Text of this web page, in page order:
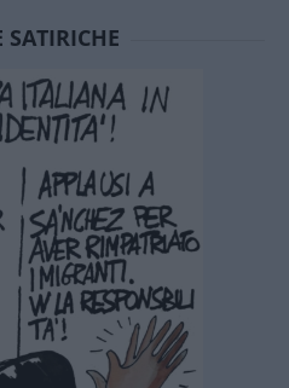
SATIRICHE